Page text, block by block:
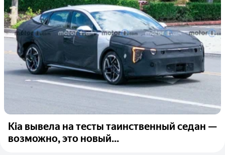
Kia вывела на тесты таинственный седан —
возможно, это новый...